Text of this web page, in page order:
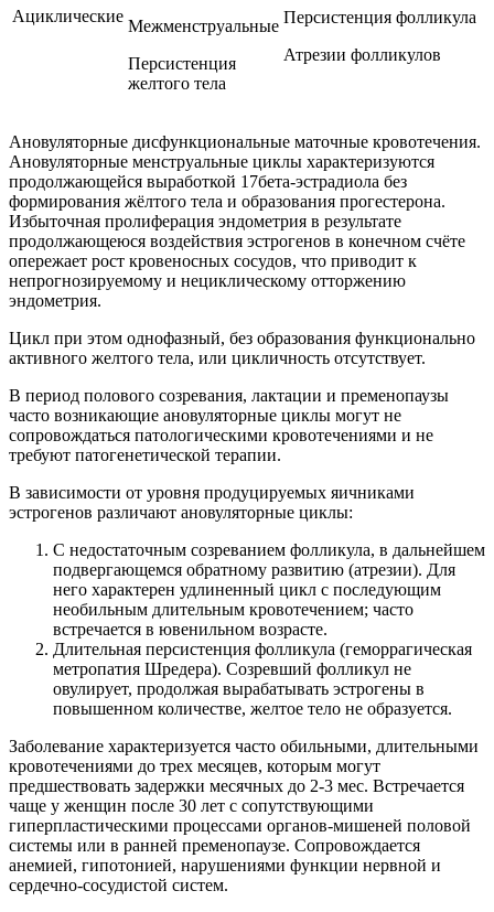
Ациклические
Межменструальные
Персистенция
желтого тела
Персистенция фолликула
Атрезии фолликулов
Ановуляторные дисфункциональные маточные кровотечения.
Ановуляторные менструальные циклы характеризуются
продолжающейся выработкой 17бета-эстрадиола без
формирования жёлтого тела и образования прогестерона.
Избыточная пролиферация эндометрия в результате
продолжающеюся воздействия эстрогенов в конечном счёте
опережает рост кровеносных сосудов, что приводит к
непрогнозируемому и нециклическому отторжению
эндометрия.
Цикл при этом однофазный, без образования функционально
активного желтого тела, или цикличность отсутствует.
В период полового созревания, лактации и пременопаузы
часто возникающие ановуляторные циклы могут не
сопровождаться патологическими кровотечениями и не
требуют патогенетической терапии.
В зависимости от уровня продуцируемых яичниками
эстрогенов различают ановуляторные циклы:
С недостаточным созреванием фолликула, в дальнейшем
подвергающемся обратному развитию (атрезии). Для
него характерен удлиненный цикл с последующим
необильным длительным кровотечением; часто
встречается в ювенильном возрасте.
Длительная персистенция фолликула (геморрагическая
метропатия Шредера). Созревший фолликул не
овулирует, продолжая вырабатывать эстрогены в
повышенном количестве, желтое тело не образуется.
Заболевание характеризуется часто обильными, длительными
кровотечениями до трех месяцев, которым могут
предшествовать задержки месячных до 2-3 мес. Встречается
чаще у женщин после 30 лет с сопутствующими
гиперпластическими процессами органов-мишеней половой
системы или в ранней пременопаузе. Сопровождается
анемией, гипотонией, нарушениями функции нервной и
сердечно-сосудистой систем.